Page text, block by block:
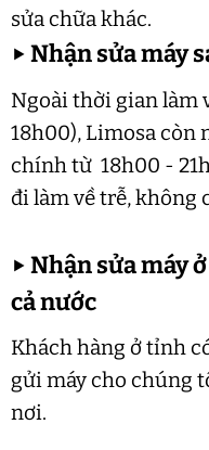
sửa chữa khác.
▶Nhận sửa máy
Ngoài thời gian làm
18h00), Limosa còn
chính từ 18h00 -
đi làm về trễ, không
▶Nhận sửa máy
cả nước
Khách hàng ở tỉnh
gửi máy cho chúng
nơi.